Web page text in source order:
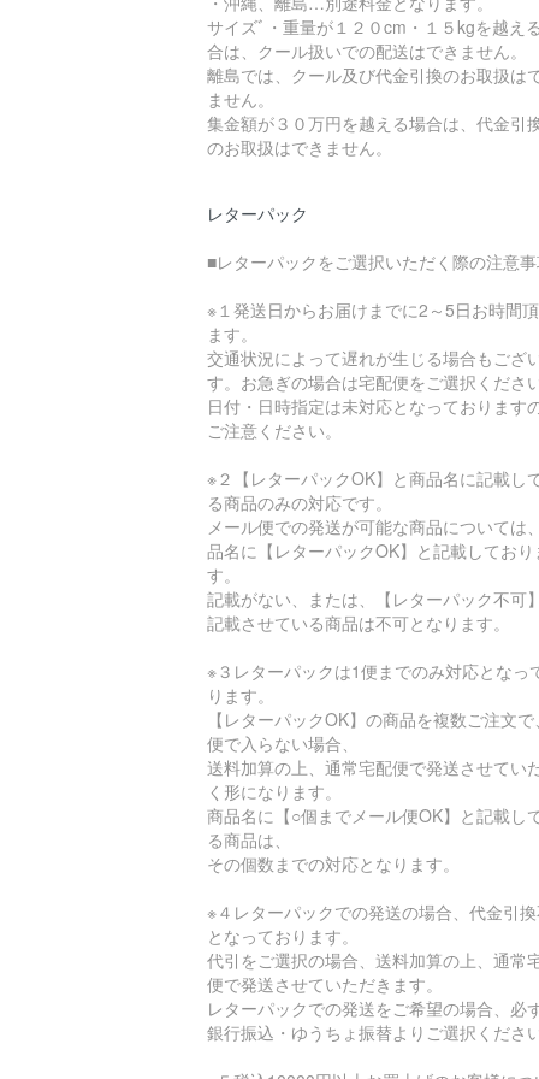
サイズﾞ・重量が１２０cm・１５kgを越え
合は、クール扱いでの配送はできません。
離島では、クール及び代金引換のお取扱は
ません。
集金額が３０万円を越える場合は、代金引
のお取扱はできません。
レターパック
■レターパックをご選択いただく際の注意
※１発送日からお届けまでに2～5日お時間
ます。
交通状況によって遅れが生じる場合もござ
す。お急ぎの場合は宅配便をご選択くださ
日付・日時指定は未対応となっております
ご注意ください。
※２【レターパックOK】と商品名に記載し
る商品のみの対応です。
メール便での発送が可能な商品については
品名に【レターパックOK】と記載しており
す。
記載がない、または、【レターパック不可
記載させている商品は不可となります。
※３レターパックは1便までのみ対応となっ
ります。
【レターパックOK】の商品を複数ご注文
便で入らない場合、
送料加算の上、通常宅配便で発送させてい
く形になります。
商品名に【○個までメール便OK】と記載し
る商品は、
その個数までの対応となります。
※４レターパックでの発送の場合、代金引
となっております。
代引をご選択の場合、送料加算の上、通常
便で発送させていただきます。
レターパックでの発送をご希望の場合、必
銀行振込・ゆうちょ振替よりご選択くださ